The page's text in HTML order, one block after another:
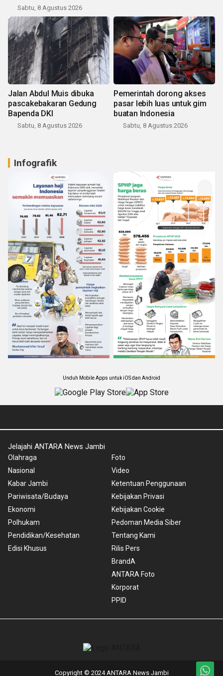
Sabtu, 8 Agustus 2026
Jalan Abdul Muis dibuka
pascakebakaran Gedung
Bapenda DKI
Sabtu, 8 Agustus 2026
Pemerintah dorong akses
pasar lebih luas untuk gim
buatan Indonesia
Sabtu, 8 Agustus 2026
Infografik
Unduh Mobile Apps untuk iOS dan Android
Jelajahi ANTARA News Jambi
Olahraga
Nasional
Kabar Jambi
Pariwisata/Budaya
Ekonomi
Polhukam
Pendidikan/Kesehatan
Edisi Khusus
Foto
Video
Ketentuan Penggunaan
Kebijakan Privasi
Kebijakan Cookie
Pedoman Media Siber
Tentang Kami
Rilis Pers
BrandA
ANTARA Foto
Korporat
PPID
Copyright © 2024 ANTARA News Jambi